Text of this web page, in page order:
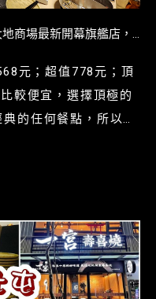
商場最新開幕旗艦店，
元；超值778元；頂
較便宜，選擇頂極的
的任何餐點，所以二